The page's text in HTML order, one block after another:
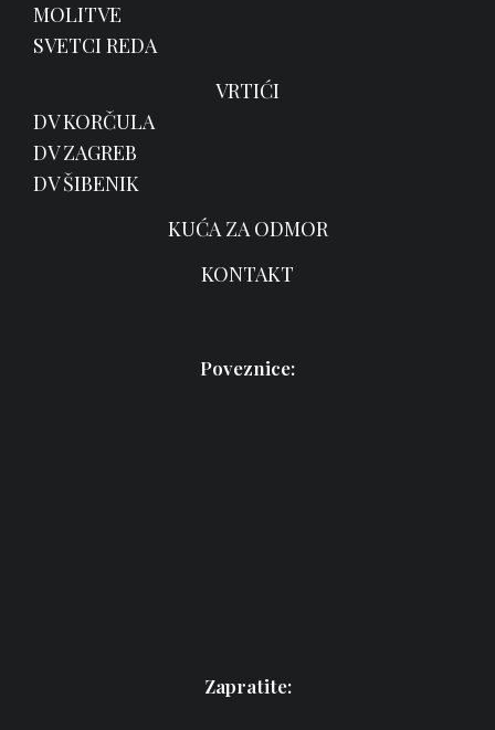
MOLITVE
SVETCI REDA
VRTIĆI
DV KORČULA
DV ZAGREB
DV ŠIBENIK
KUĆA ZA ODMOR
KONTAKT
Poveznice:
Zapratite: